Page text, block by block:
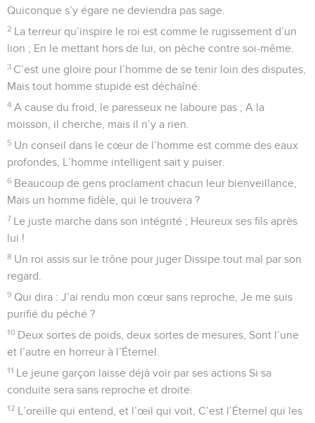
Quiconque s’y égare ne deviendra pas sage.
2 La terreur qu’inspire le roi est comme le rugissement d’un
lion ; En le mettant hors de lui, on pèche contre soi-même.
3 C’est une gloire pour l’homme de se tenir loin des disputes,
Mais tout homme stupide est déchaîné.
4 A cause du froid, le paresseux ne laboure pas ; A la
moisson, il cherche, mais il n’y a rien.
5 Un conseil dans le cœur de l’homme est comme des eaux
profondes, L’homme intelligent sait y puiser.
6 Beaucoup de gens proclament chacun leur bienveillance,
Mais un homme fidèle, qui le trouvera ?
7 Le juste marche dans son intégrité ; Heureux ses fils après
lui !
8 Un roi assis sur le trône pour juger Dissipe tout mal par son
regard.
9 Qui dira : J’ai rendu mon cœur sans reproche, Je me suis
purifié du péché ?
10 Deux sortes de poids, deux sortes de mesures, Sont l’une
et l’autre en horreur à l’Éternel.
11 Le jeune garçon laisse déjà voir par ses actions Si sa
conduite sera sans reproche et droite.
12 L’oreille qui entend, et l’œil qui voit, C’est l’Éternel qui les